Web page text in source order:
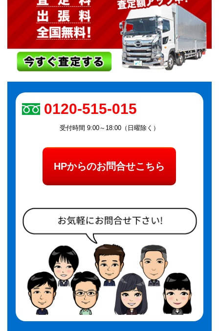
0120-515-015
受付時間 9:00～18:00（日曜除く）
HPからのお問合せこちら